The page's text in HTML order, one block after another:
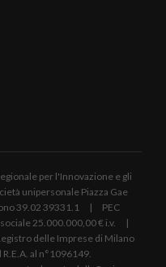
per l'Innovazione e gli
unipersonale Piazza Gae
39.02 39331.1 | PEC
25.000.000,00 € i.v. |
delle Imprese di Milano
al n°1096149.